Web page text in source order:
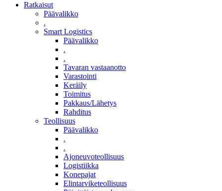
Ratkaisut
Päävalikko
.
Smart Logistics
Päävalikko
.
.
Tavaran vastaanotto
Varastointi
Keräily
Toimitus
Pakkaus/Lähetys
Rahditus
Teollisuus
Päävalikko
.
.
Ajoneuvoteollisuus
Logistiikka
Konepajat
Elintarviketeollisuus